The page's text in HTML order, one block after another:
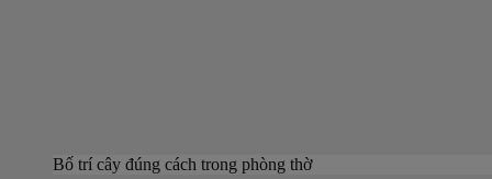
Bố trí cây đúng cách trong phòng thờ